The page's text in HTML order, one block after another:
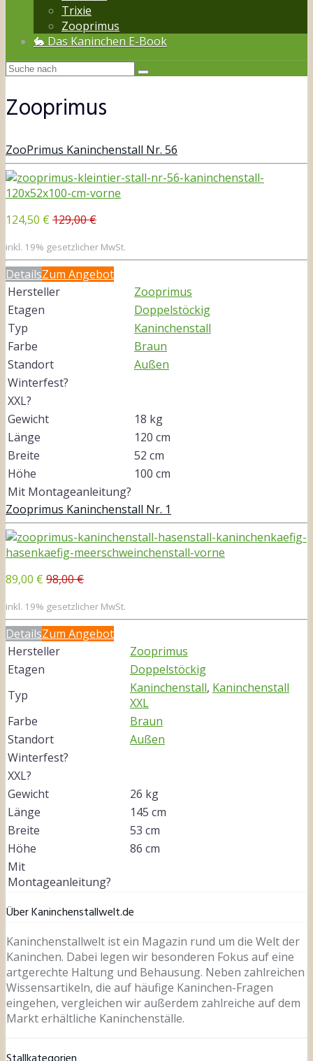
Trixie
Zooprimus
🐇 Das Kaninchen E-Book
Zooprimus
ZooPrimus Kaninchenstall Nr. 56
124,50 € 129,00 €
inkl. 19% gesetzlicher MwSt.
DetailsZum Angebot
Hersteller
Zooprimus
Etagen
Doppelstöckig
Typ
Kaninchenstall
Farbe
Braun
Standort
Außen
Winterfest?
XXL?
Gewicht
18 kg
Länge
120 cm
Breite
52 cm
Höhe
100 cm
Mit Montageanleitung?
Zooprimus Kaninchenstall Nr. 1
89,00 € 98,00 €
inkl. 19% gesetzlicher MwSt.
DetailsZum Angebot
Hersteller
Zooprimus
Etagen
Doppelstöckig
Typ
Kaninchenstall, Kaninchenstall
XXL
Farbe
Braun
Standort
Außen
Winterfest?
XXL?
Gewicht
26 kg
Länge
145 cm
Breite
53 cm
Höhe
86 cm
Mit
Montageanleitung?
Über Kaninchenstallwelt.de
Kaninchenstallwelt ist ein Magazin rund um die Welt der
Kaninchen. Dabei legen wir besonderen Fokus auf eine
artgerechte Haltung und Behausung. Neben zahlreichen
Wissensartikeln, die auf häufige Kaninchen-Fragen
eingehen, vergleichen wir außerdem zahlreiche auf dem
Markt erhältliche Kaninchenställe.